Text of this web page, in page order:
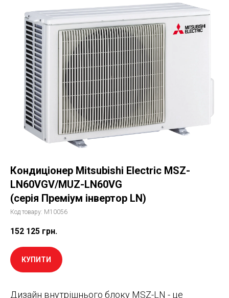
Кондиціонер Mitsubishi Electric MSZ-
LN60VGV/MUZ-LN60VG
(серія Преміум інвертор LN)
Код товару: M10056
152 125 грн.
КУПИТИ
Дизайн внутрішнього блоку MSZ-LN - це